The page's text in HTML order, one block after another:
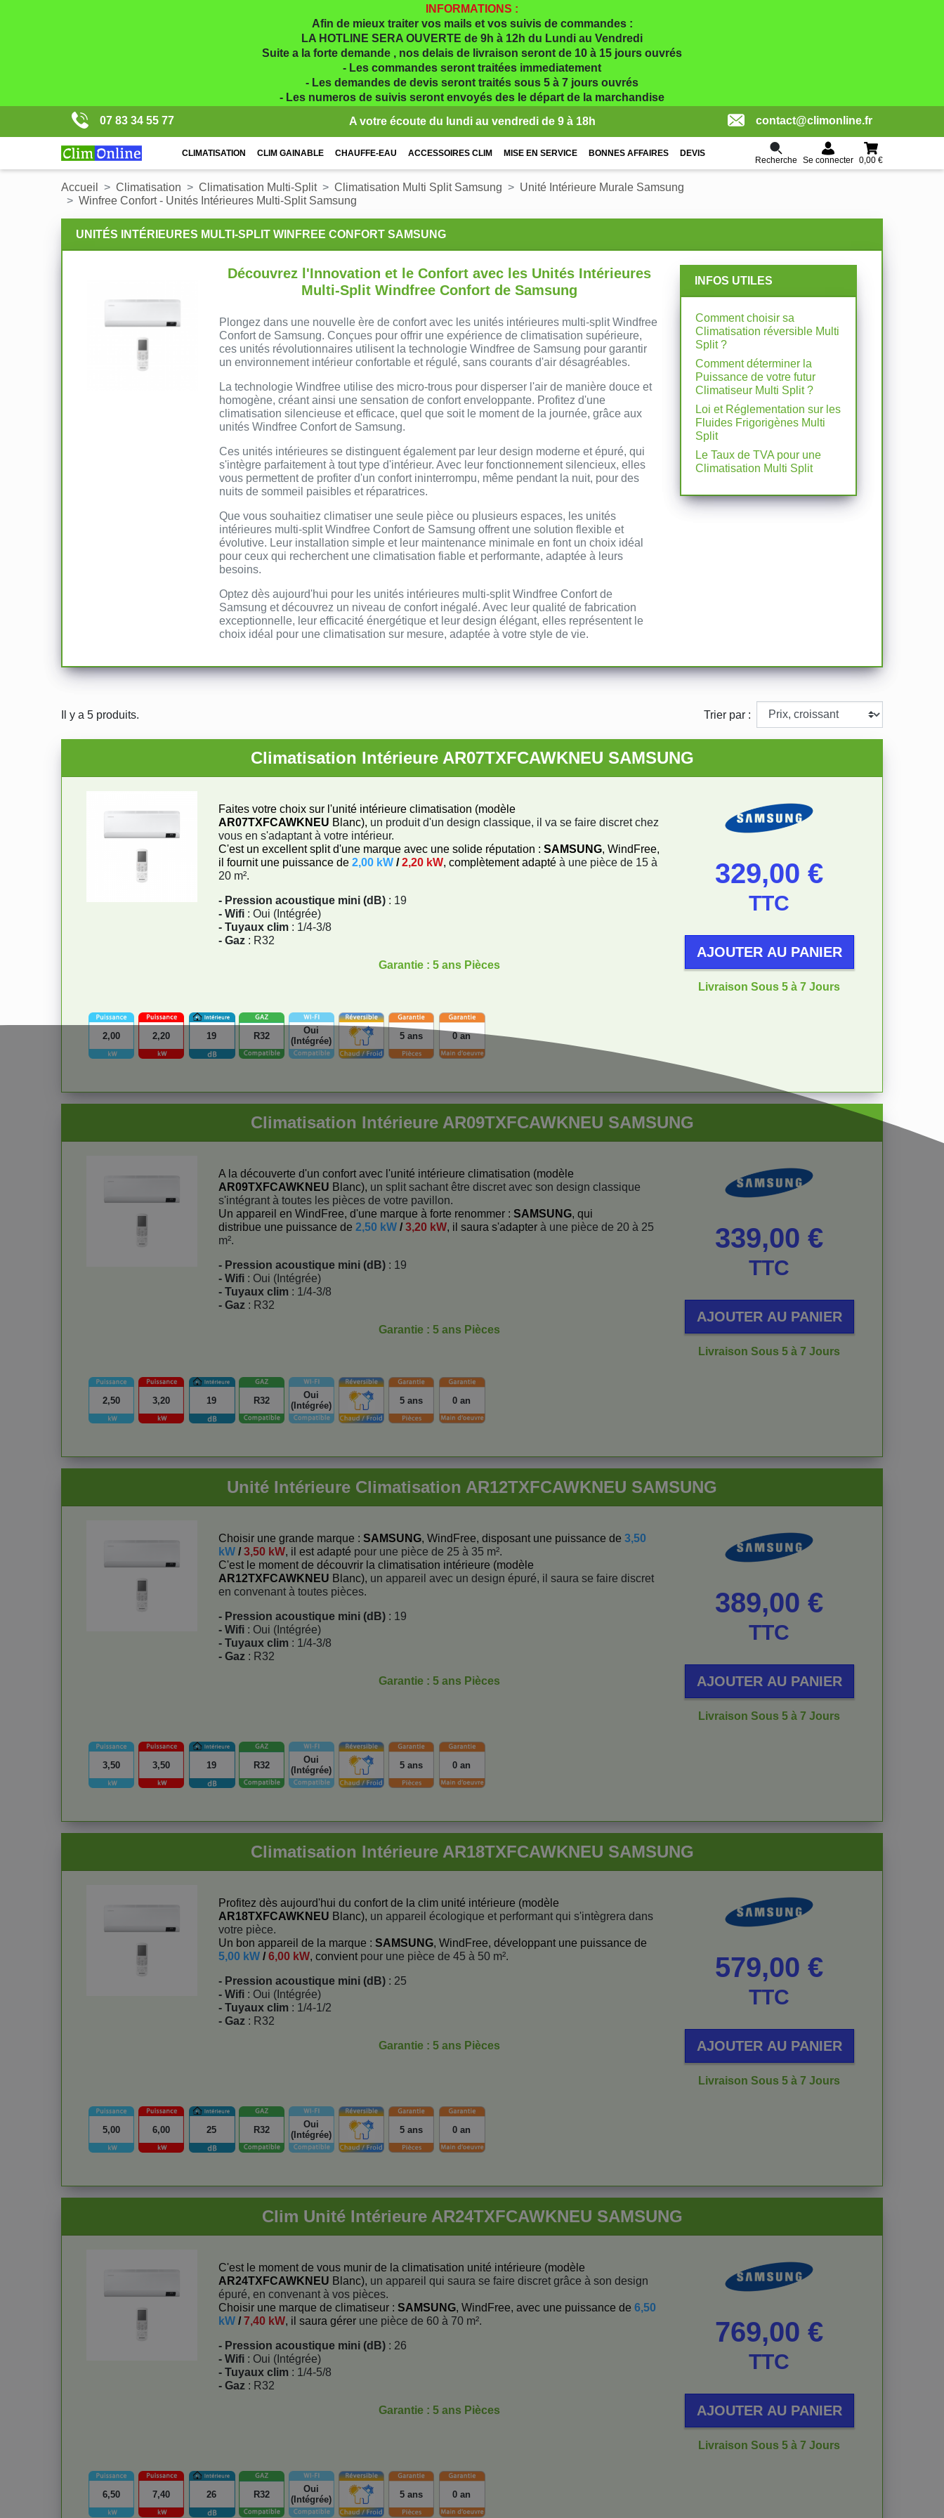
INFORMATIONS :
Afin de mieux traiter vos mails et vos suivis de commandes :
LA HOTLINE SERA OUVERTE de 9h à 12h du Lundi au Vendredi
Suite a la forte demande , nos delais de livraison seront de 10 à 15 jours ouvrés
- Les commandes seront traitées immediatement
- Les demandes de devis seront traités sous 5 à 7 jours ouvrés
- Les numeros de suivis seront envoyés des le départ de la marchandise
07 83 34 55 77
A votre écoute du lundi au vendredi de 9 à 18h contact@climonline.fr
CLIMATISATION CLIM GAINABLE CHAUFFE-EAU ACCESSOIRES CLIM MISE EN SERVICE BONNES AFFAIRES DEVIS
Recherche Se connecter 0,00 €
Accueil Climatisation Climatisation Multi-Split Climatisation Multi Split Samsung
Unité Intérieure Murale Samsung
Winfree Confort - Unités Intérieures Multi-Split Samsung
UNITÉS INTÉRIEURES MULTI-SPLIT WINFREE CONFORT SAMSUNG
Découvrez l'Innovation et le Confort avec les Unités Intérieures
Multi-Split Windfree Confort de Samsung
Plongez dans une nouvelle ère de confort avec les unités intérieures multi-split Windfree
Confort de Samsung. Conçues pour offrir une expérience de climatisation supérieure,
ces unités révolutionnaires utilisent la technologie Windfree de Samsung pour garantir
un environnement intérieur confortable et régulé, sans courants d'air désagréables.
La technologie Windfree utilise des micro-trous pour disperser l'air de manière douce et
homogène, créant ainsi une sensation de confort enveloppante. Profitez d'une
climatisation silencieuse et efficace, quel que soit le moment de la journée, grâce aux
unités Windfree Confort de Samsung.
Ces unités intérieures se distinguent également par leur design moderne et épuré, qui
s'intègre parfaitement à tout type d'intérieur. Avec leur fonctionnement silencieux, elles
vous permettent de profiter d'un confort ininterrompu, même pendant la nuit, pour des
nuits de sommeil paisibles et réparatrices.
Que vous souhaitiez climatiser une seule pièce ou plusieurs espaces, les unités
intérieures multi-split Windfree Confort de Samsung offrent une solution flexible et
évolutive. Leur installation simple et leur maintenance minimale en font un choix idéal
pour ceux qui recherchent une climatisation fiable et performante, adaptée à leurs
besoins.
Optez dès aujourd'hui pour les unités intérieures multi-split Windfree Confort de
Samsung et découvrez un niveau de confort inégalé. Avec leur qualité de fabrication
exceptionnelle, leur efficacité énergétique et leur design élégant, elles représentent le
choix idéal pour une climatisation sur mesure, adaptée à votre style de vie.
INFOS UTILES
Comment choisir sa
Climatisation réversible Multi
Split ?
Comment déterminer la
Puissance de votre futur
Climatiseur Multi Split ?
Loi et Réglementation sur les
Fluides Frigorigènes Multi
Split
Le Taux de TVA pour une
Climatisation Multi Split
Il y a 5 produits. Trier par :
Climatisation Intérieure AR07TXFCAWKNEU SAMSUNG
Faites votre choix sur l'unité intérieure climatisation (modèle
AR07TXFCAWKNEU Blanc), un produit d'un design classique, il va se faire discret chez
vous en s'adaptant à votre intérieur.
C'est un excellent split d'une marque avec une solide réputation : SAMSUNG, WindFree,
il fournit une puissance de 2,00 kW /2,20 kW, complètement adapté à une pièce de 15 à
20 m².
- Pression acoustique mini (dB) : 19
- Wifi : Oui (Intégrée)
- Tuyaux clim : 1/4-3/8
- Gaz : R32
Garantie : 5 ans Pièces
329,00 €
TTC
AJOUTER AU PANIER
Livraison Sous 5 à 7 Jours
5 ans 0 an
2,00 2,20
Oui
(Intégrée)
19 R32
Climatisation Intérieure AR09TXFCAWKNEU SAMSUNG
A la découverte d'un confort avec l'unité intérieure climatisation (modèle
AR09TXFCAWKNEU Blanc), un split sachant être discret avec son design classique
s'intégrant à toutes les pièces de votre pavillon.
Un appareil en WindFree, d'une marque à forte renommer : SAMSUNG, qui
distribue une puissance de 2,50 kW /3,20 kW, il saura s'adapter à une pièce de 20 à 25
m².
- Pression acoustique mini (dB) : 19
- Wifi : Oui (Intégrée)
- Tuyaux clim : 1/4-3/8
- Gaz : R32
Garantie : 5 ans Pièces
339,00 €
TTC
AJOUTER AU PANIER
Livraison Sous 5 à 7 Jours
5 ans 0 an
2,50 3,20
Oui
(Intégrée)
19 R32
Unité Intérieure Climatisation AR12TXFCAWKNEU SAMSUNG
Choisir une grande marque : SAMSUNG, WindFree, disposant une puissance de 3,50
kW /3,50 kW, il est adapté pour une pièce de 25 à 35 m².
C'est le moment de découvrir la climatisation intérieure (modèle
AR12TXFCAWKNEU Blanc), un appareil avec un design épuré, il saura se faire discret
en convenant à toutes pièces.
- Pression acoustique mini (dB) : 19
- Wifi : Oui (Intégrée)
- Tuyaux clim : 1/4-3/8
- Gaz : R32
Garantie : 5 ans Pièces
389,00 €
TTC
AJOUTER AU PANIER
Livraison Sous 5 à 7 Jours
5 ans 0 an
3,50 3,50
Oui
(Intégrée)
19 R32
Climatisation Intérieure AR18TXFCAWKNEU SAMSUNG
Profitez dès aujourd'hui du confort de la clim unité intérieure (modèle
AR18TXFCAWKNEU Blanc), un appareil écologique et performant qui s'intègrera dans
votre pièce.
Un bon appareil de la marque : SAMSUNG, WindFree, développant une puissance de
5,00 kW /6,00 kW, convientpour une pièce de 45 à 50 m².
- Pression acoustique mini (dB) : 25
- Wifi : Oui (Intégrée)
- Tuyaux clim : 1/4-1/2
- Gaz : R32
Garantie : 5 ans Pièces
579,00 €
TTC
AJOUTER AU PANIER
Livraison Sous 5 à 7 Jours
5 ans 0 an
5,00 6,00
Oui
(Intégrée)
25 R32
Clim Unité Intérieure AR24TXFCAWKNEU SAMSUNG
C'est le moment de vous munir de la climatisation unité intérieure (modèle
AR24TXFCAWKNEU Blanc), un appareil qui saura se faire discret grâce à son design
épuré, en convenant à vos pièces.
Choisir une marque de climatiseur : SAMSUNG, WindFree, avec une puissance de 6,50
kW /7,40 kW, il saura gérer une pièce de 60 à 70 m².
- Pression acoustique mini (dB) : 26
- Wifi : Oui (Intégrée)
- Tuyaux clim : 1/4-5/8
- Gaz : R32
Garantie : 5 ans Pièces
769,00 €
TTC
AJOUTER AU PANIER
Livraison Sous 5 à 7 Jours
5 ans 0 an
6,50 7,40
Oui
(Intégrée)
26 R32